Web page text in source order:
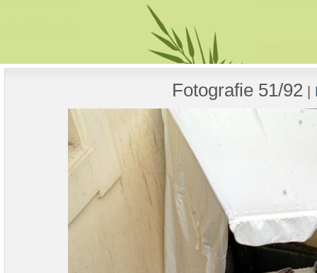
Fotografie 51/92 |